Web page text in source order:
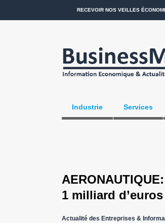
RECEVOIR NOS VEILLES
Industrie Services
1 milliard d’euros
Actualité des Entreprises &